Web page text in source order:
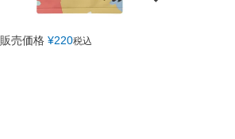
販売価格 ¥220税込